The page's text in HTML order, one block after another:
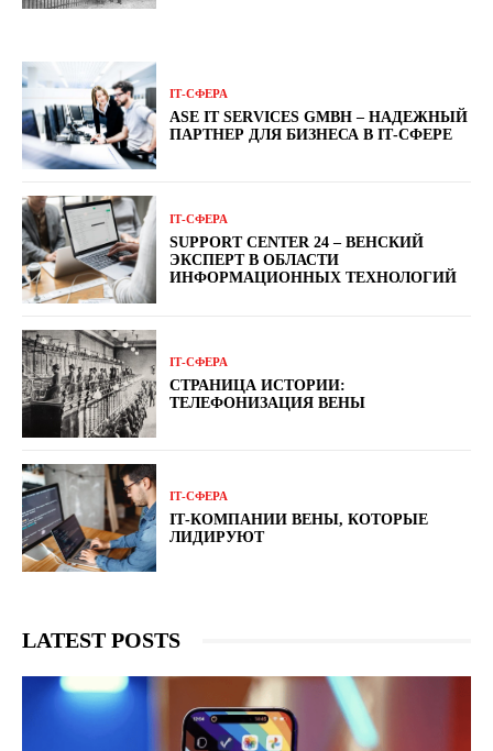
ІТ-СФЕРА
ASE IT SERVICES GMBH – НАДЕЖНЫЙ
ПАРТНЕР ДЛЯ БИЗНЕСА В ІТ-СФЕРЕ
ІТ-СФЕРА
SUPPORT CENTER 24 – ВЕНСКИЙ
ЭКСПЕРТ В ОБЛАСТИ
ИНФОРМАЦИОННЫХ ТЕХНОЛОГИЙ
ІТ-СФЕРА
СТРАНИЦА ИСТОРИИ:
ТЕЛЕФОНИЗАЦИЯ ВЕНЫ
ІТ-СФЕРА
ІТ-КОМПАНИИ ВЕНЫ, КОТОРЫЕ
ЛИДИРУЮТ
LATEST POSTS